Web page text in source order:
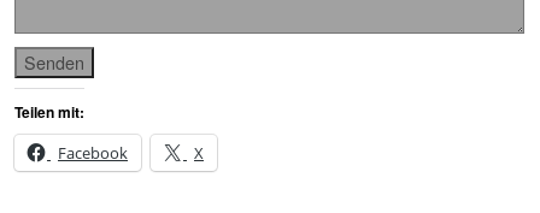
Teilen mit:
Facebook
X